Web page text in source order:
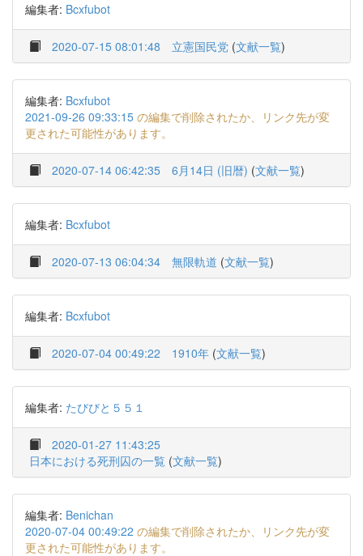
編集者: Bcxfubot
2020-07-15 08:01:48 立憲国民党 (文献一覧)
編集者: Bcxfubot
2021-09-26 09:33:15 の編集で削除されたか、リンク先が変
更された可能性があります。
2020-07-14 06:42:35 6月14日 (旧暦) (文献一覧)
編集者: Bcxfubot
2020-07-13 06:04:34 無限軌道 (文献一覧)
編集者: Bcxfubot
2020-07-04 00:49:22 1910年 (文献一覧)
編集者: たびびと５５１
2020-01-27 11:43:25
日本における死刑囚の一覧 (文献一覧)
編集者: Benichan
2020-07-04 00:49:22 の編集で削除されたか、リンク先が変
更された可能性があります。